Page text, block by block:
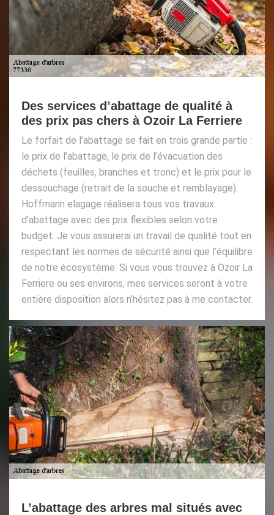
Des services d’abattage de qualité à
des prix pas chers à Ozoir La Ferriere
Le forfait de l’abattage se fait en trois grande partie :
le prix de l’abattage, le prix de l’évacuation des
déchets (feuilles, branches et tronc) et le prix pour le
dessouchage (retrait de la souche et remblayage).
Hoffmann elagage réalisera tous vos travaux
d’abattage avec des prix flexibles selon votre
budget. Je vous assurerai un travail de qualité tout en
respectant les normes de sécurité ainsi que l’équilibre
de notre écosystème. Si vous vous trouvez à Ozoir La
Ferriere ou ses environs, mes services seront à votre
entière disposition alors n’hésitez pas à me contacter.
L’abattage des arbres mal situés avec